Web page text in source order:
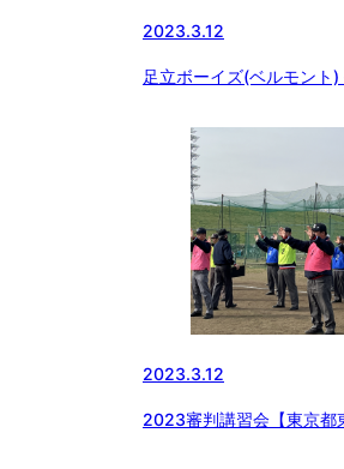
2023.3.12
足立ボーイズ(ベルモント)
2023.3.12
2023審判講習会【東京都